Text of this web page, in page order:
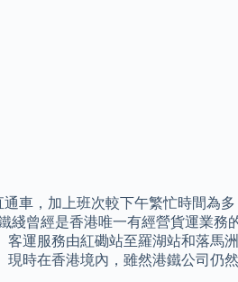
車，加上班次較下午繁忙時間為
綫曾經是香港唯一有經營貨運業務
運服務由紅磡站至羅湖站和落馬
時在香港境內，雖然港鐵公司仍